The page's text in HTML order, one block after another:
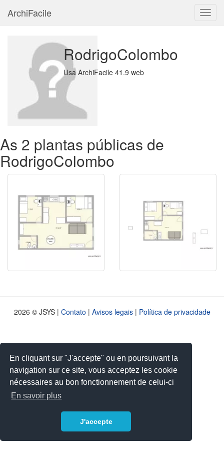
En cliquant sur "J'accepte" ou en poursuivant la
navigation sur ce site, vous acceptez les cookie
nécessaires au bon fonctionnement de celui-ci
En savoir plus
J'accepte
ArchiFacile
RodrigoColombo
Usa ArchiFacile 41.9 web
As 2 plantas públicas de
RodrigoColombo
2026 © JSYS | Contato | Avisos legais| Política de privacidade